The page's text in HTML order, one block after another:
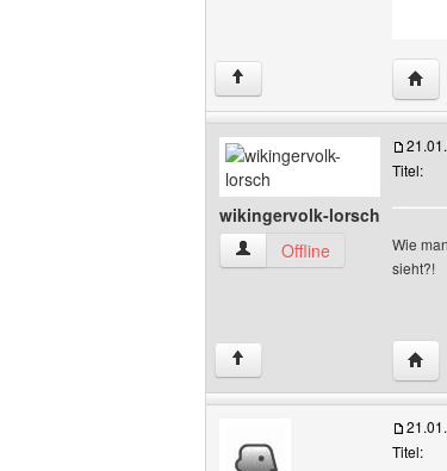
↑
wikingervolk-lorsch
wikingervolk-lorsch
Offline
Titel:
Wie
sieht?!
↑
Titel: